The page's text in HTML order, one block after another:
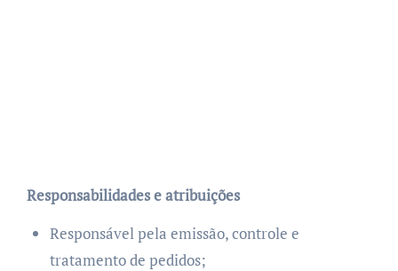
Responsabilidades e atribuições
Responsável pela emissão, controle e
tratamento de pedidos;